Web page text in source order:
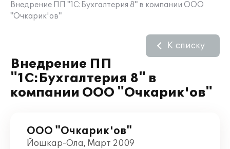
Внедрение ПП "1С:Бухгалтерия 8" в компании ООО
"Очкарик'ов"
Внедрение ПП
"1С:Бухгалтерия 8" в
компании ООО "Очкарик'ов"
К списку
ООО "Очкарик'ов"
Йошкар-Ола, Март 2009